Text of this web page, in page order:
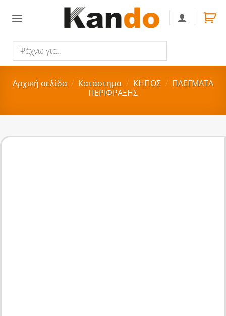
για..
Αρχική σελίδα / Κατάστημα / ΚΗΠΟΣ / ΠΛΕΓΜΑΤΑ
ΠΕΡΙΦΡΑΞΗΣ